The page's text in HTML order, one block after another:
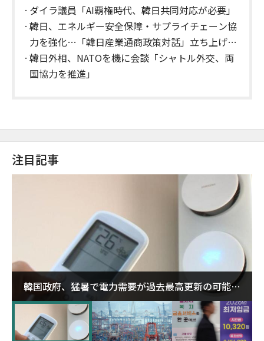
ダイラ議員「AI覇権時代、韓日共同対応が必要」
韓日、エネルギー安全保障・サプライチェーン協
力を強化…「韓日産業通商政策対話」立ち上げを
推進
韓日外相、NATOを機に会談「シャトル外交、両
国協力を推進」
注目記事
韓国政府、猛暑で電力需要が過去最高更新の可能性
に需給対応体制を点検